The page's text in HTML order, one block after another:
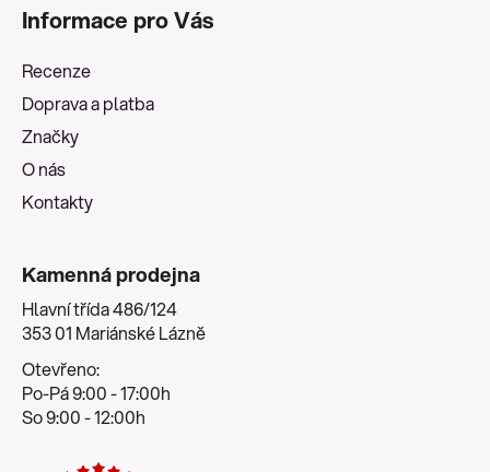
Informace pro Vás
Recenze
Doprava a platba
Značky
O nás
Kontakty
Kamenná prodejna
Hlavní třída 486/124
353 01 Mariánské Lázně
Otevřeno:
Po-Pá 9:00 - 17:00h
So 9:00 - 12:00h